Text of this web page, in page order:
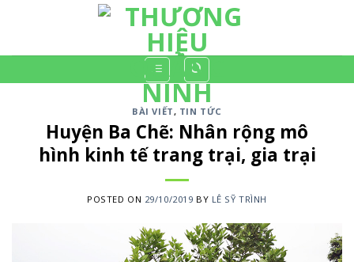
BÀI VIẾT, TIN TỨC
Huyện Ba Chẽ: Nhân rộng mô
hình kinh tế trang trại, gia trại
POSTED ON 29/10/2019 BY LÊ SỸ TRÌNH